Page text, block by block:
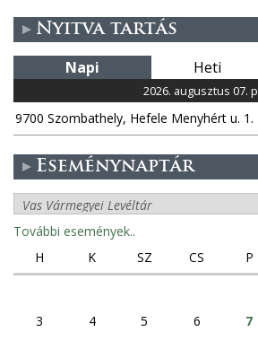
Nyitva tartás
Napi Heti
2026. augusztus 07. p
9700 Szombathely, Hefele Menyhért u. 1.
Eseménynaptár
További események..
H
K SZ CS P
3
4 5 6 7